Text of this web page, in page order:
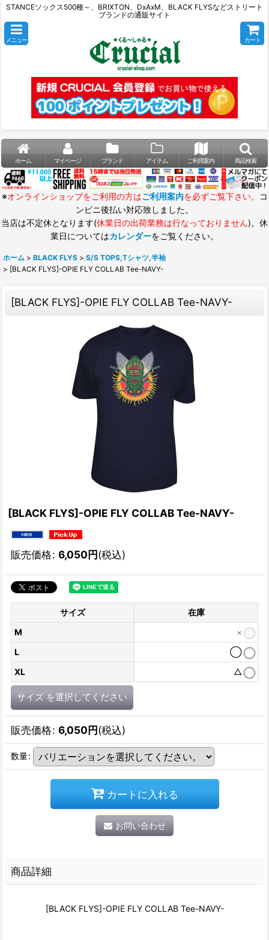
STANCEソックス500種～、BRIXTON、DxAxM、BLACK FLYSなどストリート
ブランドの通販サイト
メニュー カート
ホーム マイページ ブランド アイテム ご利用案内 商品検索
※オンラインショップをご利用の方はご利用案内を必ずご覧下さい。
コ
ンビニ後払い対応致しました。
当店は不定休となります(休業日の出荷業務は行なっておりません)。休
業日についてはカレンダーをご覧ください。
ホーム > BLACK FLYS > S/S TOPS,Tシャツ,半袖
> [BLACK FLYS]-OPIE FLY COLLAB Tee-NAVY-
[BLACK FLYS]-OPIE FLY COLLAB Tee-NAVY-
[BLACK FLYS]-OPIE FLY COLLAB Tee-NAVY-
販売価格: 6,050円(税込)
サイズ
在庫
M
×
L
◯
XL
△
サイズ を選択してください
販売価格: 6,050円(税込)
数量:
カートに入れる
お問い合わせ
商品詳細
[BLACK FLYS]-OPIE FLY COLLAB Tee-NAVY-